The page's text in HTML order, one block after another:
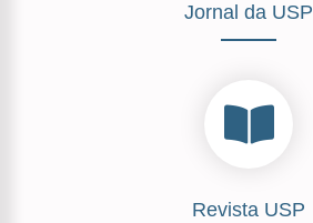
Jornal da USP
Revista USP